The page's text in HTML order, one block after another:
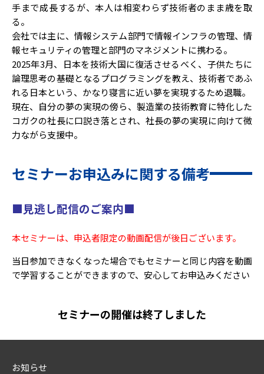
手まで成長するが、本人は相変わらず技術者のまま歳を取
る。
会社では主に、情報システム部門で情報インフラの管理、情
報セキュリティの管理と部門のマネジメントに携わる。
2025年3月、日本を技術大国に復活させるべく、子供たちに
論理思考の基礎となるプログラミングを教え、技術者であふ
れる日本という、かなり寝言に近い夢を実現するため退職。
現在、自分の夢の実現の傍ら、製造業の技術教育に特化した
コガクの社長に口説き落とされ、社長の夢の実現に向けて微
力ながら支援中。
セミナーお申込みに関する備考
■見逃し配信のご案内■
本セミナーは、申込者限定の動画配信が後日ございます。
当日参加できなくなった場合でもセミナーと同じ内容を動画
で学習することができますので、安心してお申込みください
セミナーの開催は終了しました
お知らせ